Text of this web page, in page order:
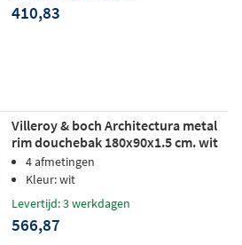
410,83
Villeroy & boch Architectura metal
rim douchebak 180x90x1.5 cm. wit
4 afmetingen
Kleur: wit
Levertijd: 3 werkdagen
566,87